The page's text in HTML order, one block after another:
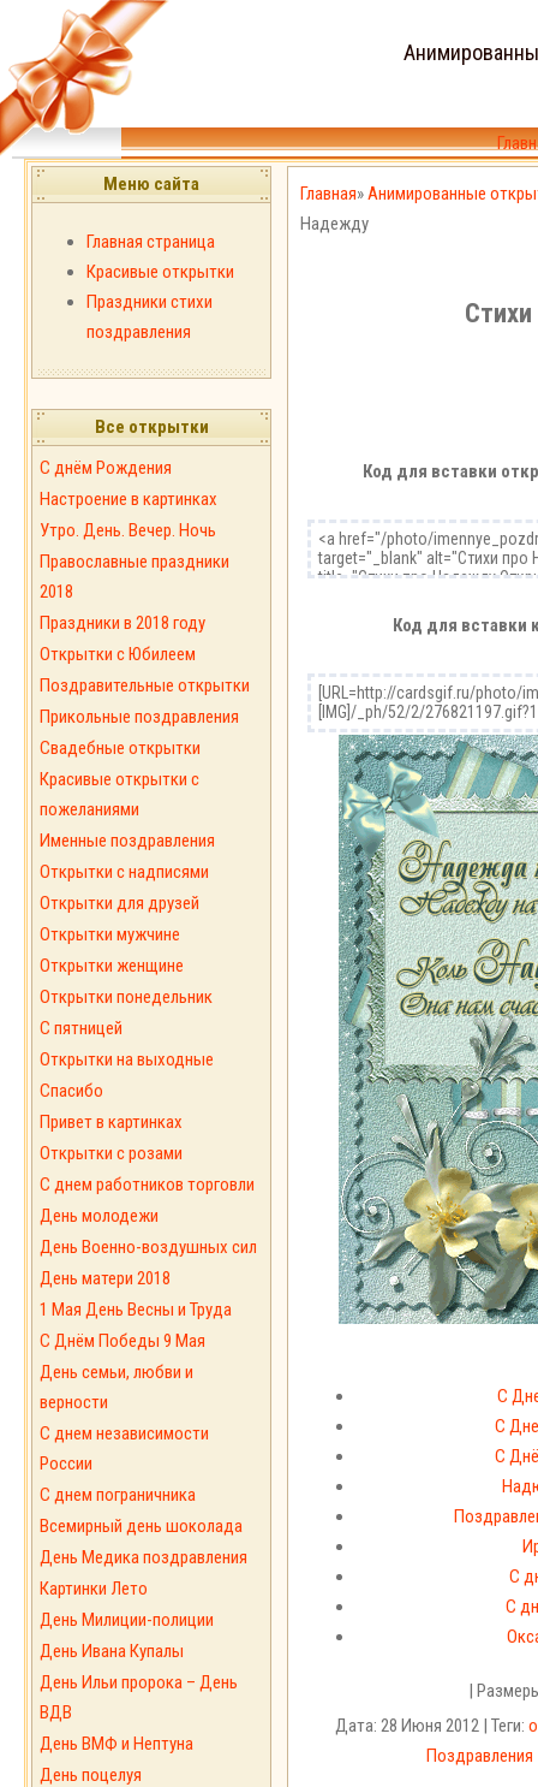
Меню сайта
Главная страница
Красивые открытки
Праздники стихи
поздравления
Все открытки
С днём Рождения
Настроение в картинках
Утро. День. Вечер. Ночь
Православные праздники
2018
Праздники в 2018 году
Открытки с Юбилеем
Поздравительные открытки
Прикольные поздравления
Свадебные открытки
Красивые открытки с
пожеланиями
Именные поздравления
Открытки с надписями
Открытки для друзей
Открытки мужчине
Открытки женщине
Открытки понедельник
С пятницей
Открытки на выходные
Спасибо
Привет в картинках
Открытки с розами
С днем работников торговли
День молодежи
День Военно-воздушных сил
День матери 2018
1 Мая День Весны и Труда
С Днём Победы 9 Мая
День семьи, любви и
верности
С днем независимости
России
С днем пограничника
Всемирный день шоколада
День Медика поздравления
Картинки Лето
День Милиции-полиции
День Ивана Купалы
День Ильи пророка – День
ВДВ
День ВМФ и Нептуна
День поцелуя
Главная»Анимированные
Надежду
Код для вставки
Код для вставки
С
С
С
С
С
|
Дата: 28 Июня 2012 | Теги:
Поздравления